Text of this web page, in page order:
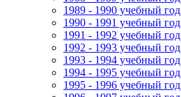
1989 - 1990 учебный год
1990 - 1991 учебный год
1991 - 1992 учебный год
1992 - 1993 учебный год
1993 - 1994 учебный год
1994 - 1995 учебный год
1995 - 1996 учебный год